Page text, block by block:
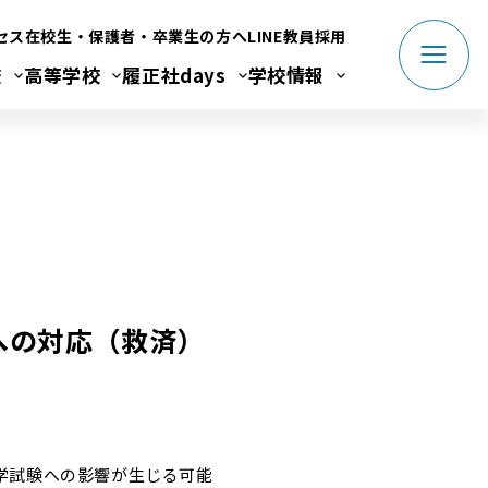
ス在校生・保護者・卒業生の方へLINE教員採用
高等学校 履正社days 学校情報
対応（救済）
験への影響が生じる可能